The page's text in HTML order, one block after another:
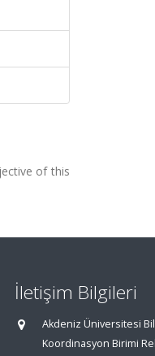
of this
İletişim Bilgileri
Akdeniz Üniversitesi
Koordinasyon Birimi